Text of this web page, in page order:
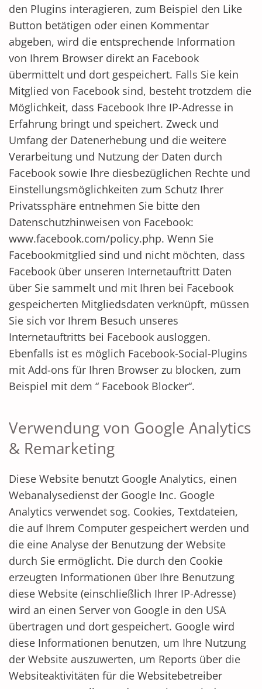
den Plugins interagieren, zum Beispiel den Like
Button betätigen oder einen Kommentar
abgeben, wird die entsprechende Information
von Ihrem Browser direkt an Facebook
übermittelt und dort gespeichert. Falls Sie kein
Mitglied von Facebook sind, besteht trotzdem die
Möglichkeit, dass Facebook Ihre IP-Adresse in
Erfahrung bringt und speichert. Zweck und
Umfang der Datenerhebung und die weitere
Verarbeitung und Nutzung der Daten durch
Facebook sowie Ihre diesbezüglichen Rechte und
Einstellungsmöglichkeiten zum Schutz Ihrer
Privatssphäre entnehmen Sie bitte den
Datenschutzhinweisen von Facebook:
www.facebook.com/policy.php. Wenn Sie
Facebookmitglied sind und nicht möchten, dass
Facebook über unseren Internetauftritt Daten
über Sie sammelt und mit Ihren bei Facebook
gespeicherten Mitgliedsdaten verknüpft, müssen
Sie sich vor Ihrem Besuch unseres
Internetauftritts bei Facebook ausloggen.
Ebenfalls ist es möglich Facebook-Social-Plugins
mit Add-ons für Ihren Browser zu blocken, zum
Beispiel mit dem “ Facebook Blocker“.
Verwendung von Google Analytics
& Remarketing
Diese Website benutzt Google Analytics, einen
Webanalysedienst der Google Inc. Google
Analytics verwendet sog. Cookies, Textdateien,
die auf Ihrem Computer gespeichert werden und
die eine Analyse der Benutzung der Website
durch Sie ermöglicht. Die durch den Cookie
erzeugten Informationen über Ihre Benutzung
diese Website (einschließlich Ihrer IP-Adresse)
wird an einen Server von Google in den USA
übertragen und dort gespeichert. Google wird
diese Informationen benutzen, um Ihre Nutzung
der Website auszuwerten, um Reports über die
Websiteaktivitäten für die Websitebetreiber